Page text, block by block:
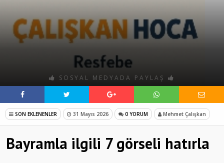
SOSYAL MEDYADA PAYLAŞ
SON EKLENENLER 31 Mayıs 2026 0 YORUM Mehmet Çalışkan
Bayramla ilgili 7 görseli hatırla